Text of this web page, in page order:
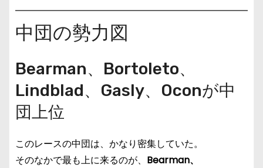
中団の勢力図
Bearman、Bortoleto、
Lindblad、Gasly、Oconが中
団上位
このレースの中団は、かなり密集していた。
そのなかで最も上に来るのが、 Bearman、